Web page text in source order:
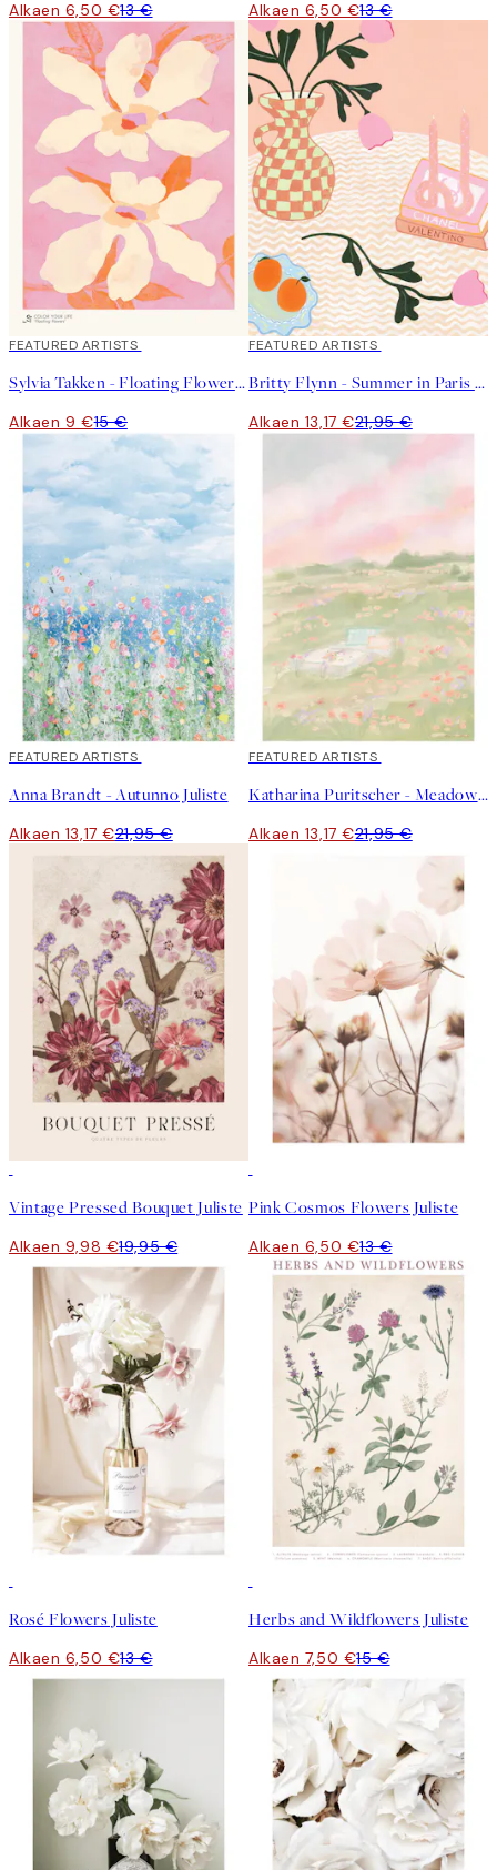
Alkaen 6,50 €13 € Alkaen 6,50 €13 €
40%*
FEATURED ARTISTS
Sylvia Takken - Floating Flowers Juliste
Alkaen 9 €15 €
40%*
FEATURED ARTISTS
Britty Flynn - Summer in Paris Juliste
Alkaen 13,17 €21,95 €
40%*
FEATURED ARTISTS
Anna Brandt - Autunno Juliste
Alkaen 13,17 €21,95 €
40%*
FEATURED ARTISTS
Katharina Puritscher - Meadow Juliste
Alkaen 13,17 €21,95 €
Vintage Pressed Bouquet Juliste
Alkaen 9,98 €19,95 €
Pink Cosmos Flowers Juliste
Alkaen 6,50 €13 €
Rosé Flowers Juliste
Alkaen 6,50 €13 €
Herbs and Wildflowers Juliste
Alkaen 7,50 €15 €